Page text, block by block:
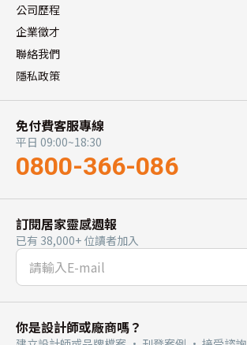
公司歷程
企業徵才
聯絡我們
隱私政策
免付費客服專線
平日 09:00~18:30
0800-366-086
訂閱居家靈感週報
已有 38,000+ 位讀者加入
你是設計師或廠商嗎？